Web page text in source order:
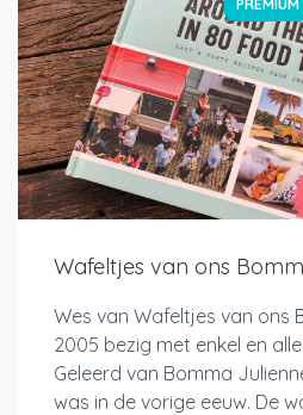
PREMIUM
Wafeltjes van ons
Wes van Wafeltjes van ons
2005 bezig met enkel en
Geleerd van Bomma
was in de vorige eeuw. De